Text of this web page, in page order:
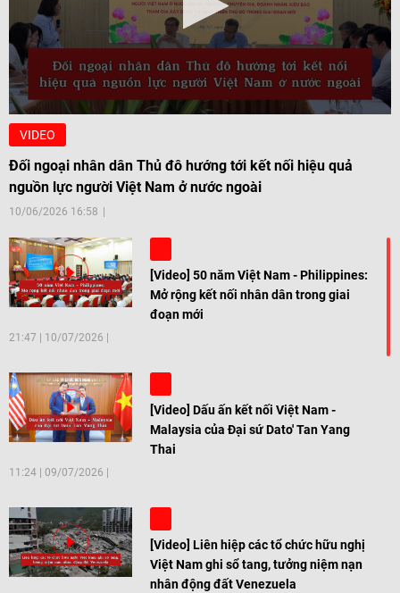
VIDEO
Đối ngoại nhân dân Thủ đô hướng tới kết nối hiệu quả
nguồn lực người Việt Nam ở nước ngoài
10/06/2026 16:58
[Video] 50 năm Việt Nam - Philippines:
Mở rộng kết nối nhân dân trong giai
đoạn mới
21:47 10/07/2026
[Video] Dấu ấn kết nối Việt Nam -
Malaysia của Đại sứ Dato' Tan Yang
Thai
11:24 09/07/2026
[Video] Liên hiệp các tổ chức hữu nghị
Việt Nam ghi sổ tang, tưởng niệm nạn
nhân động đất Venezuela